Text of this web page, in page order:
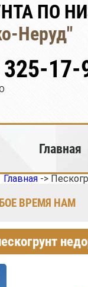
ПО
Неруд"
17-
Главная
Главная ->
ВРЕМЯ НАМ